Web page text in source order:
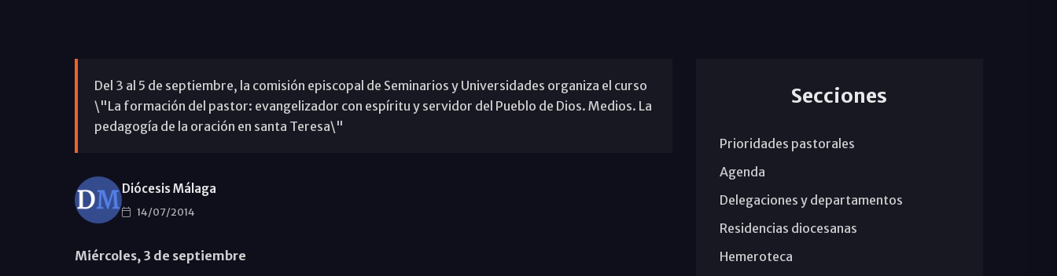
Del 3 al 5 de septiembre, la comisión episcopal de Seminarios y Universidades organiza el curso
\"La formación del pastor: evangelizador con espíritu y servidor del Pueblo de Dios. Medios. La
pedagogía de la oración en santa Teresa\"
Diócesis Málaga
14/07/2014
Miércoles, 3 de septiembre
Secciones
Prioridades pastorales
Agenda
Delegaciones y departamentos
Residencias diocesanas
Hemeroteca